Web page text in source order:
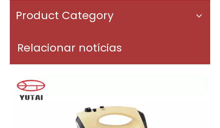
Product Category
Relacionar notícias